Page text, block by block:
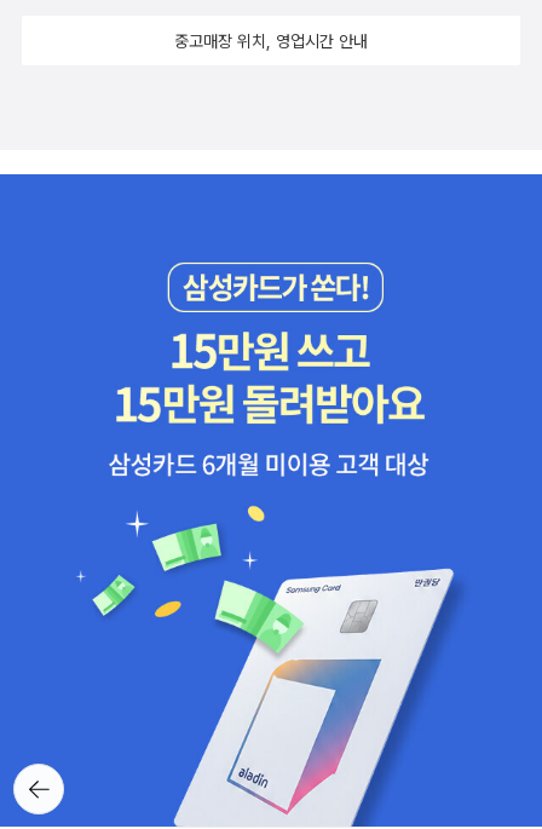
물은 정말 소중한 것이라고 말도 해주었어요.어떤 나라는 물이 너무
어디에 얼만큼 분포하는지 물의 쓰임새와 물의 순환 등물에 대한 다
좋았던사파리 똑똑한 지식그림책 나는 알아요! 시리즈! 물 편! :)우리
아이들과 꼭한번 읽어보면 좋을 것 같아요!
뒤로가
기
중고매장 위치, 영업시간 안내